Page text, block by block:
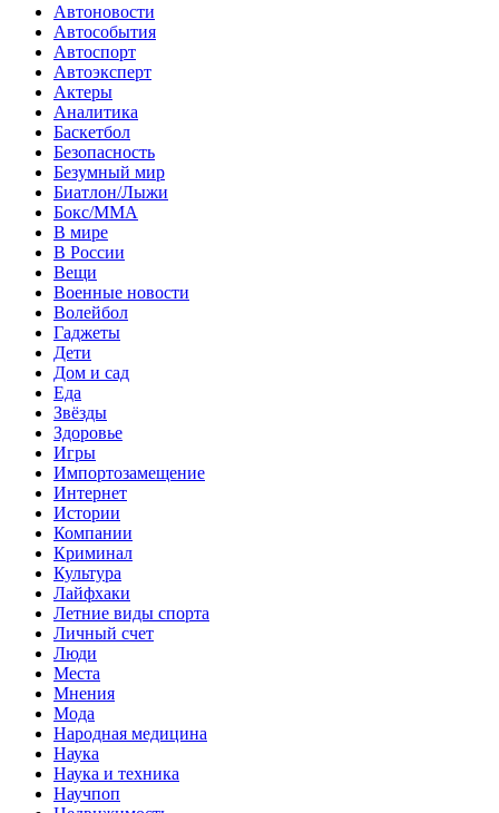
Автоновости
Автособытия
Автоспорт
Автоэксперт
Актеры
Аналитика
Баскетбол
Безопасность
Безумный мир
Биатлон/Лыжи
Бокс/MMA
В мире
В России
Вещи
Военные новости
Волейбол
Гаджеты
Дети
Дом и сад
Еда
Звёзды
Здоровье
Игры
Импортозамещение
Интернет
Истории
Компании
Криминал
Культура
Лайфхаки
Летние виды спорта
Личный счет
Люди
Места
Мнения
Мода
Народная медицина
Наука
Наука и техника
Научпоп